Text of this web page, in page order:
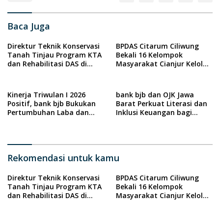
Baca Juga
Direktur Teknik Konservasi
Tanah Tinjau Program KTA
dan Rehabilitasi DAS di
BPDAS Citarum Ciliwung
Bekali 16 Kelompok
Masyarakat Cianjur Kelola
Kinerja Triwulan I 2026
Positif, bank bjb Bukukan
Pertumbuhan Laba dan
bank bjb dan OJK Jawa
Barat Perkuat Literasi dan
Inklusi Keuangan bagi
Rekomendasi untuk kamu
Direktur Teknik Konservasi
Tanah Tinjau Program KTA
dan Rehabilitasi DAS di
BPDAS Citarum Ciliwung
Bekali 16 Kelompok
Masyarakat Cianjur Kelola